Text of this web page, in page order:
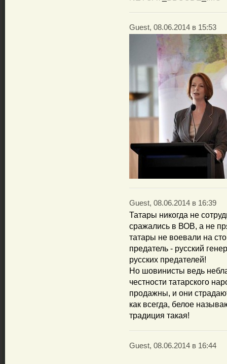
Guest, 08.06.2014 в 15:53
Guest, 08.06.2014 в 16:39
Татары никогда не
сражались в ВОВ, а не
татары не воевали на
предатель - русский
русских предателей!
Но шовинисты ведь
честности татарского
продажны, и они
как всегда, белое
традиция такая!
Guest, 08.06.2014 в 16:44